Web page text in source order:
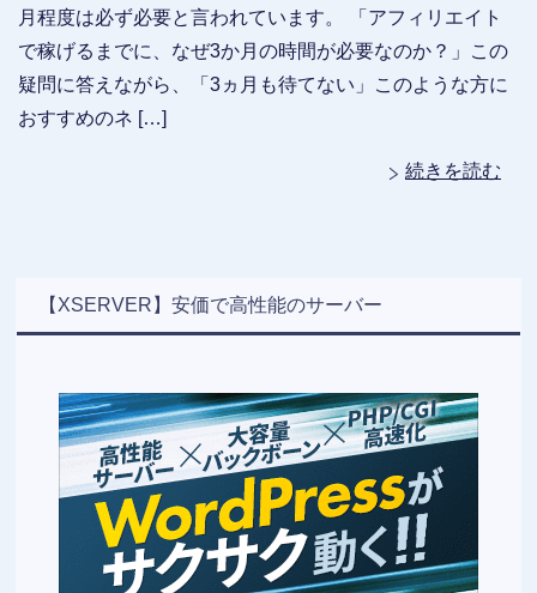
月程度は必ず必要と言われています。 「アフィリエイト
で稼げるまでに、なぜ3か月の時間が必要なのか？」この
疑問に答えながら、「3ヵ月も待てない」このような方に
おすすめのネ […]
続きを読む
【XSERVER】安価で高性能のサーバー